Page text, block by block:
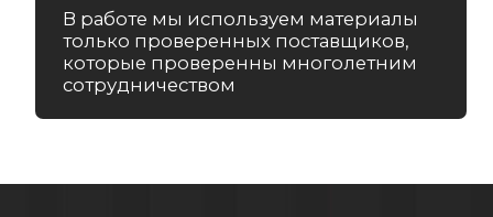
© «Re-Seption», 2026 г.
Политика конфиденциальности